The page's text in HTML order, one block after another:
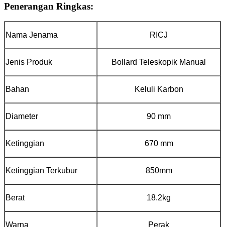
Penerangan Ringkas:
Nama Jenama RICJ
Jenis Produk Bollard Teleskopik Manual
Bahan Keluli Karbon
Diameter 90 mm
Ketinggian 670 mm
Ketinggian Terkubur 850mm
Berat 18.2kg
Warna Perak